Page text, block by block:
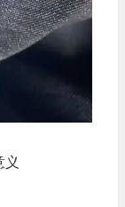
义